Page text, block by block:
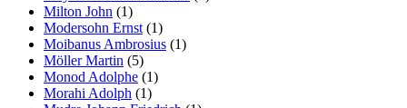
Milton John (1)
Modersohn Ernst (1)
Moibanus Ambrosius (1)
Möller Martin (5)
Monod Adolphe (1)
Morahi Adolph (1)